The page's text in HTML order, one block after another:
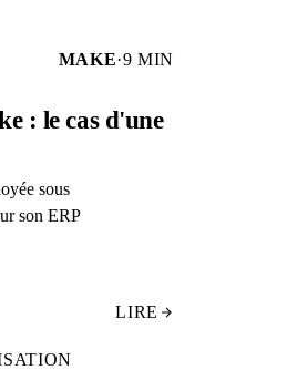
MAKE·9 MIN
: le cas d'une
sous
son ERP
LIRE